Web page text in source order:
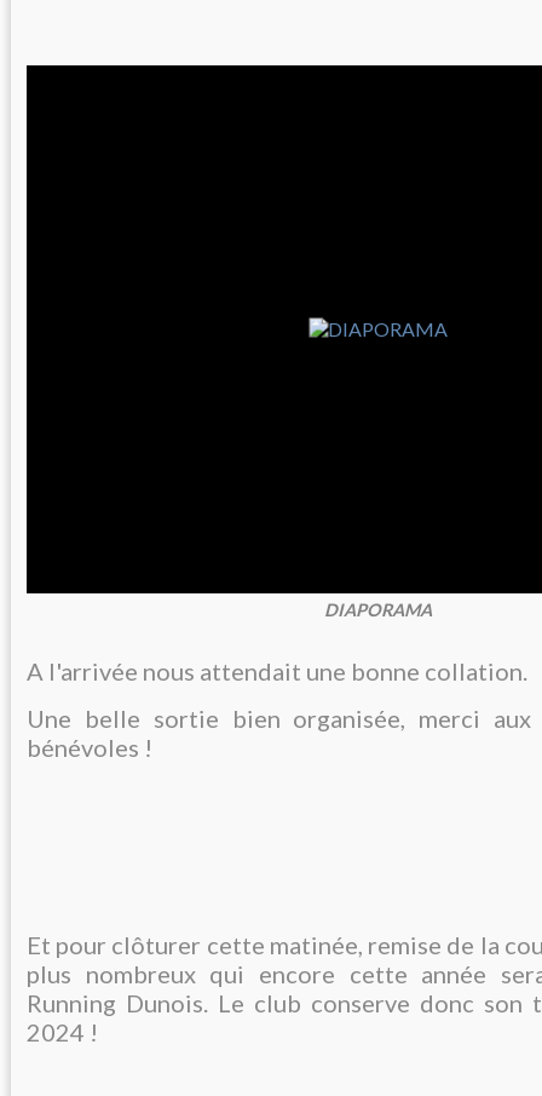
DIAPORAMA
A l'arrivée nous attendait une bonne collation.
Une belle sortie bien organisée, merci aux
bénévoles !
Et pour clôturer cette matinée, remise de la
plus nombreux qui encore cette année
Running Dunois. Le club conserve donc son
2024 !